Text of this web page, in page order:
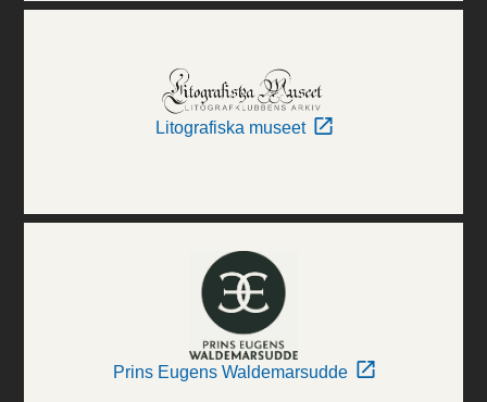
Litografiska museet
Prins Eugens Waldemarsudde